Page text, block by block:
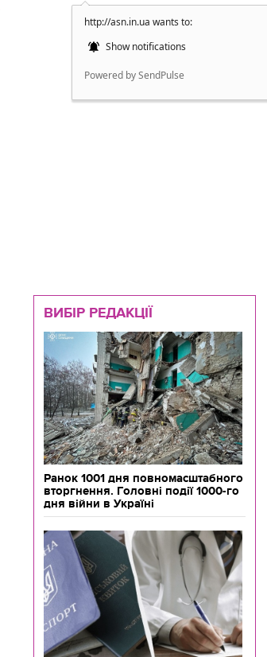
http://asn.in.ua wants to:
Show notifications
Powered by SendPulse
ВИБІР РЕДАКЦІЇ
Ранок 1001 дня повномасштабного
вторгнення. Головні події 1000-го
дня війни в Україні